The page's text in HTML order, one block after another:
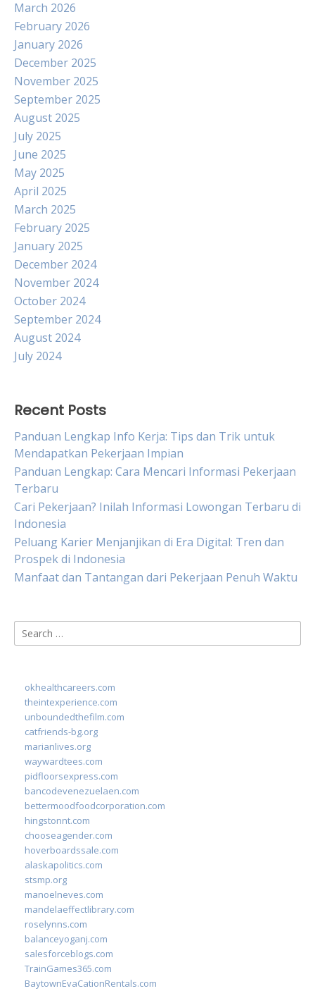
March 2026
February 2026
January 2026
December 2025
November 2025
September 2025
August 2025
July 2025
June 2025
May 2025
April 2025
March 2025
February 2025
January 2025
December 2024
November 2024
October 2024
September 2024
August 2024
July 2024
Recent Posts
Panduan Lengkap Info Kerja: Tips dan Trik untuk
Mendapatkan Pekerjaan Impian
Panduan Lengkap: Cara Mencari Informasi Pekerjaan
Terbaru
Cari Pekerjaan? Inilah Informasi Lowongan Terbaru di
Indonesia
Peluang Karier Menjanjikan di Era Digital: Tren dan
Prospek di Indonesia
Manfaat dan Tantangan dari Pekerjaan Penuh Waktu
Search
for:
okhealthcareers.com
theintexperience.com
unboundedthefilm.com
catfriends-bg.org
marianlives.org
waywardtees.com
pidfloorsexpress.com
bancodevenezuelaen.com
bettermoodfoodcorporation.com
hingstonnt.com
chooseagender.com
hoverboardssale.com
alaskapolitics.com
stsmp.org
manoelneves.com
mandelaeffectlibrary.com
roselynns.com
balanceyoganj.com
salesforceblogs.com
TrainGames365.com
BaytownEvaCationRentals.com